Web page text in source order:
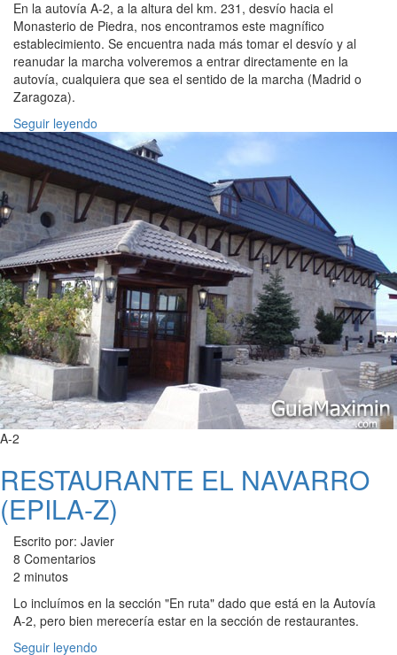
En la autovía A-2, a la altura del km. 231, desvío hacia el
Monasterio de Piedra, nos encontramos este magnífico
establecimiento. Se encuentra nada más tomar el desvío y al
reanudar la marcha volveremos a entrar directamente en la
autovía, cualquiera que sea el sentido de la marcha (Madrid o
Zaragoza).
Seguir leyendo
A-2
RESTAURANTE EL NAVARRO
(EPILA-Z)
Escrito por: Javier
8 Comentarios
2 minutos
Lo incluímos en la sección "En ruta" dado que está en la Autovía
A-2, pero bien merecería estar en la sección de restaurantes.
Seguir leyendo